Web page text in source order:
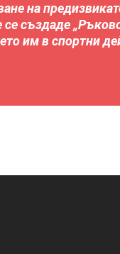
на
създаде
им в спортни